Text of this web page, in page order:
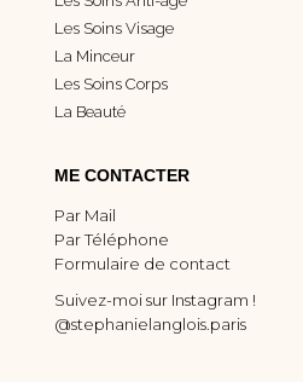
Les Soins Visage
La Minceur
Les Soins Corps
La Beauté
ME CONTACTER
Par Mail
Par Téléphone
Formulaire de contact
Suivez-moi sur Instagram !
@stephanielanglois.paris